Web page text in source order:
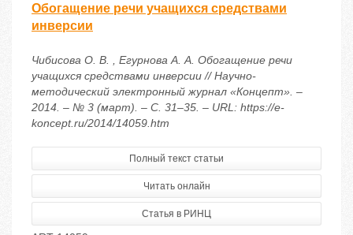
Обогащение речи учащихся средствами
инверсии
Чибисова О. В. , Егурнова А. А. Обогащение речи
учащихся средствами инверсии // Научно-
методический электронный журнал «Концепт». –
2014. – № 3 (март). – С. 31–35. – URL: https://e-
koncept.ru/2014/14059.htm
Полный текст статьи
Читать онлайн
Статья в РИНЦ